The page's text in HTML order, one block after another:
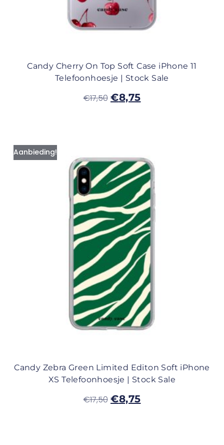
Candy Cherry On Top Soft Case iPhone 11
Telefoonhoesje | Stock Sale
€17,50 €8,75
Aanbieding!
Candy Zebra Green Limited Editon Soft iPhone
XS Telefoonhoesje | Stock Sale
€17,50 €8,75